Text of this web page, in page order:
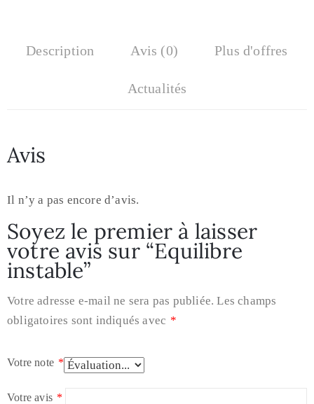
Description Avis (0) Plus d'offres
Actualités
Avis
Il n’y a pas encore d’avis.
Soyez le premier à laisser
votre avis sur “Equilibre
instable”
Votre adresse e-mail ne sera pas publiée. Les champs
obligatoires sont indiqués avec *
Votre note *
Votre avis *